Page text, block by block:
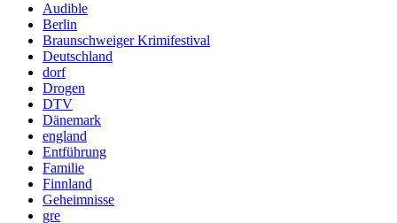
Audible
Berlin
Braunschweiger Krimifestival
Deutschland
dorf
Drogen
DTV
Dänemark
england
Entführung
Familie
Finnland
Geheimnisse
gre